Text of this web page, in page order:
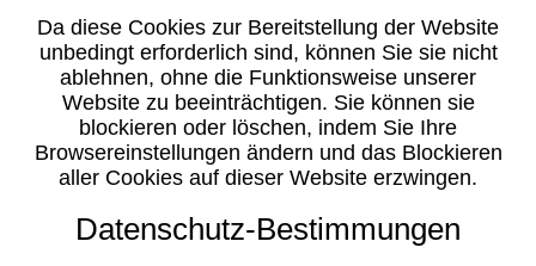
Da diese Cookies zur Bereitstellung der Website
unbedingt erforderlich sind, können Sie sie nicht
ablehnen, ohne die Funktionsweise unserer
Website zu beeinträchtigen. Sie können sie
blockieren oder löschen, indem Sie Ihre
Browsereinstellungen ändern und das Blockieren
aller Cookies auf dieser Website erzwingen.
Datenschutz-Bestimmungen